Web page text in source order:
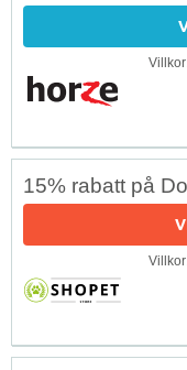
15% rabatt på